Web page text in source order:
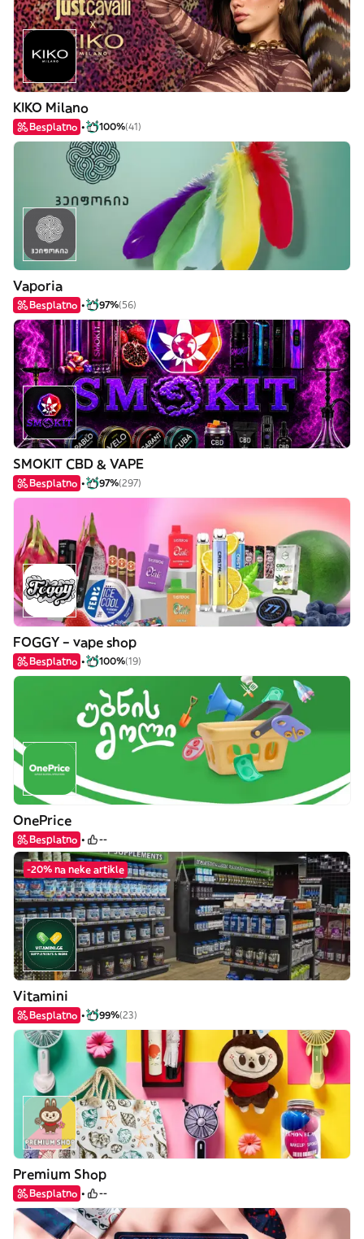
KIKO Milano
Besplatno 100%(41)
Vaporia
Besplatno 97%(56)
SMOKIT CBD & VAPE
Besplatno 97%(297)
FOGGY – vape shop
Besplatno 100%(19)
OnePrice
Besplatno --
-20% na neke artikle
Vitamini
Besplatno 99%(23)
Premium Shop
Besplatno --